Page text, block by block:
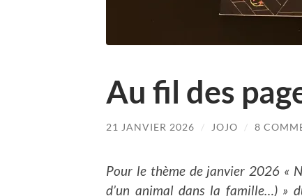
Au fil des
21 JANVIER 2026 / JOJO / 8
Pour le thème de janvier 2026 «
d’un animal dans la famille…) »